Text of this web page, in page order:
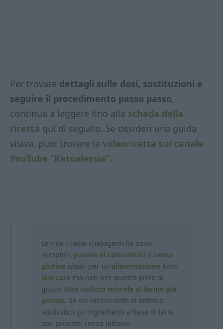
Per trovare dettagli sulle dosi, sostituzioni e
seguire il procedimento passo passo,
continua a leggere fino alla scheda della
ricetta qui di seguito. Se desideri una guida
visiva, puoi trovare la videoricetta sul canale
YouTube “Ketoalessia”.
Le mie ricette chetogeniche sono
semplici, povere di carboidrati e senza
glutine ideali per un’alimentazione keto
low carb ma non per questo prive di
gusto! Non utilizzo miscele di farine già
pronte. Se sei intollerante al lattosio
sostituisci gli ingredienti a base di latte
con prodotti senza lattosio.